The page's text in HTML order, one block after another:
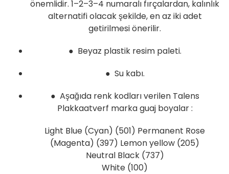
önemlidir. 1–2–3–4 numaralı fırçalardan, kalınlık
alternatifi olacak şekilde, en az iki adet
getirilmesi önerilir.
● Beyaz plastik resim paleti.
● Su kabı.
● Aşağıda renk kodları verilen Talens
Plakkaatverf marka guaj boyalar :
Light Blue (Cyan) (501) Permanent Rose
(Magenta) (397) Lemon yellow (205)
Neutral Black (737)
White (100)